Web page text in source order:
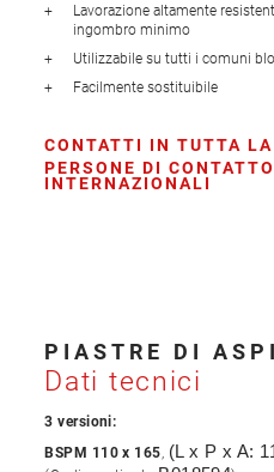
Lavorazione altamente
ingombro minimo
Utilizzabile su tutti i comuni
Facilmente sostituibile
CONTATTI IN TUTTA
PERSONE DI CONTATTO
INTERNAZIONALI
PIASTRE DI
Dati tecnici
3 versioni:
BSPM 110 x 165, (L x P x A: